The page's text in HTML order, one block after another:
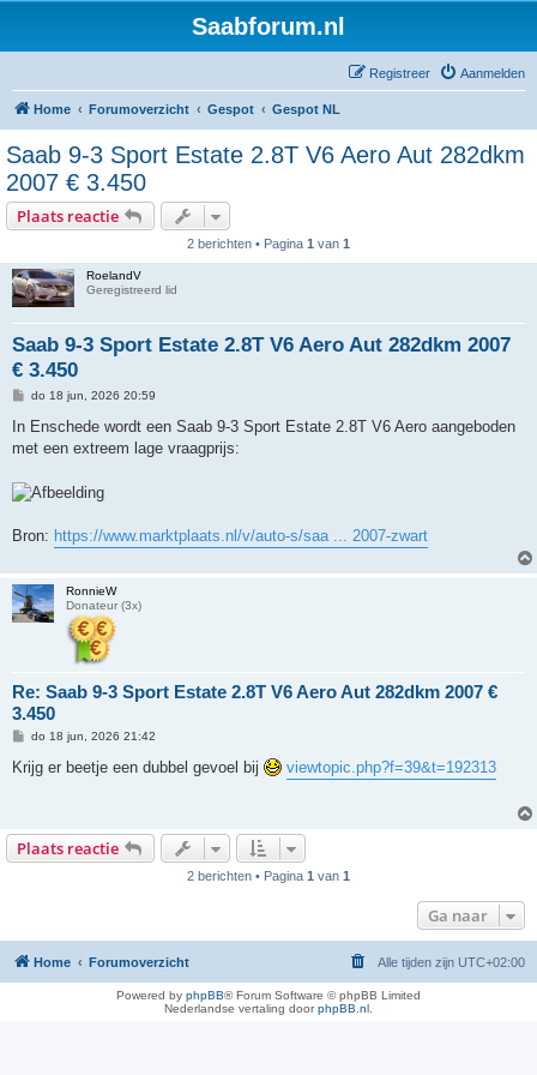
Saabforum.nl
Aanmelden
Registreer
Home Forumoverzicht Gespot Gespot NL
Saab 9-3 Sport Estate 2.8T V6 Aero Aut 282dkm
2007 € 3.450
Plaats reactie
2 berichten • Pagina 1 van 1
RoelandV
Geregistreerd lid
Saab 9-3 Sport Estate 2.8T V6 Aero Aut 282dkm 2007
€ 3.450
B
c
t
do 18 jun, 2026 20:59
In Enschede wordt een Saab 9-3 Sport Estate 2.8T V6 Aero aangeboden
met een extreem lage vraagprijs:
Bron: https://www.marktplaats.nl/v/auto-s/saa ... 2007-zwart
RonnieW
Donateur (3x)
Re: Saab 9-3 Sport Estate 2.8T V6 Aero Aut 282dkm 2007 €
3.450
B
r
do 18 jun, 2026 21:42
Krijg er beetje een dubbel gevoel bij viewtopic.php?f=39&t=192313
Plaats reactie
2 berichten • Pagina 1 van 1
Ga naar
Home Forumoverzicht Alle tijden zijn UTC+02:00
Powered by phpBB® Forum Software © phpBB Limited
Nederlandse vertaling doorphpBB.nl